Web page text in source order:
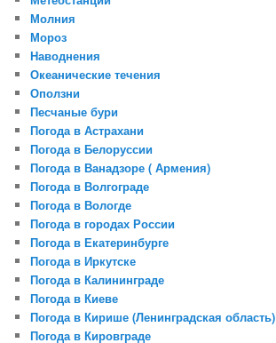
Молния
Мороз
Наводнения
Океанические течения
Оползни
Песчаные бури
Погода в Астрахани
Погода в Белоруссии
Погода в Ванадзоре ( Армения)
Погода в Волгограде
Погода в Вологде
Погода в городах России
Погода в Екатеринбурге
Погода в Иркутске
Погода в Калининграде
Погода в Киеве
Погода в Кирише (Ленинградская область)
Погода в Кировграде